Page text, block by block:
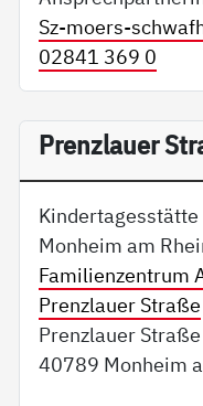
Sz-moers-
02841 369 0
Prenzlauer
Kindertagesstätte
Monheim am
Familienzentrum
Prenzlauer Straße
Prenzlauer
40789 Monheim